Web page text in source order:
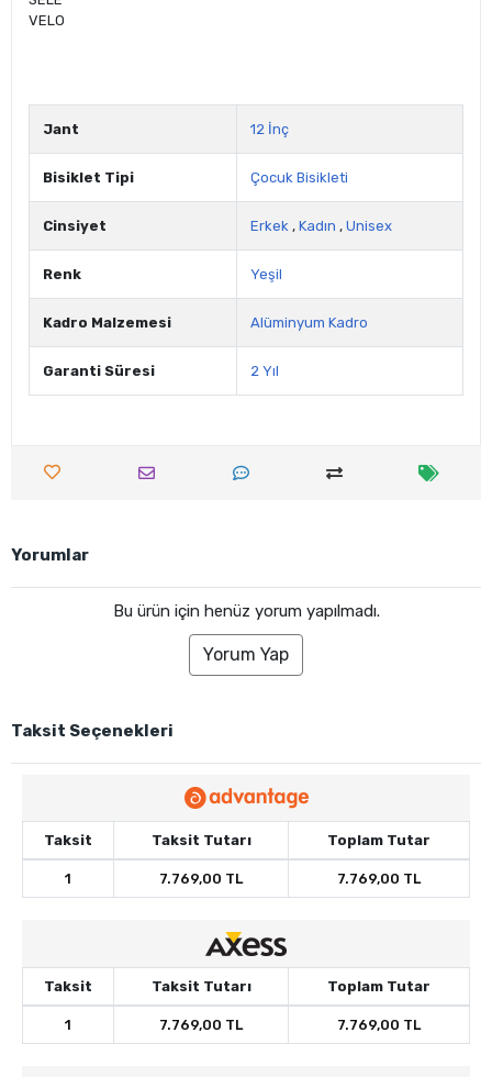
VELO
Jant 12 İnç
Bisiklet Tipi Çocuk Bisikleti
Cinsiyet Erkek , Kadın , Unisex
Renk Yeşil
Kadro Malzemesi Alüminyum Kadro
Garanti Süresi 2 Yıl
Yorumlar
Bu ürün için henüz yorum yapılmadı.
Yorum Yap
Taksit Seçenekleri
Taksit Taksit Tutarı Toplam Tutar
1 7.769,00 TL 7.769,00 TL
Taksit Taksit Tutarı Toplam Tutar
1 7.769,00 TL 7.769,00 TL